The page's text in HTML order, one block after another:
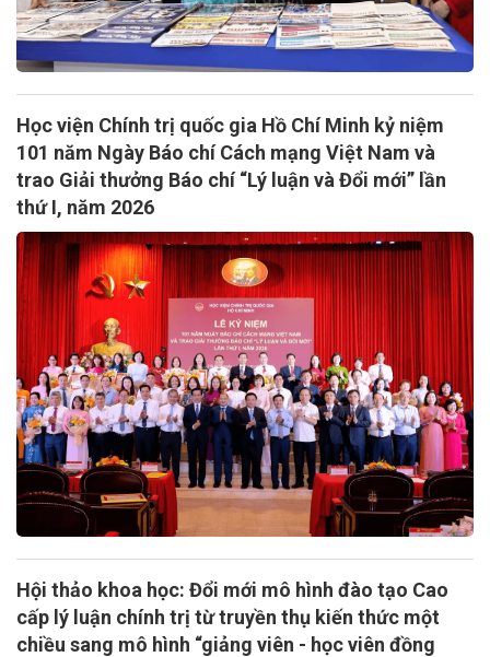
Học viện Chính trị quốc gia Hồ Chí Minh kỷ niệm
101 năm Ngày Báo chí Cách mạng Việt Nam và
trao Giải thưởng Báo chí “Lý luận và Đổi mới” lần
thứ I, năm 2026
Hội thảo khoa học: Đổi mới mô hình đào tạo Cao
cấp lý luận chính trị từ truyền thụ kiến thức một
chiều sang mô hình “giảng viên - học viên đồng